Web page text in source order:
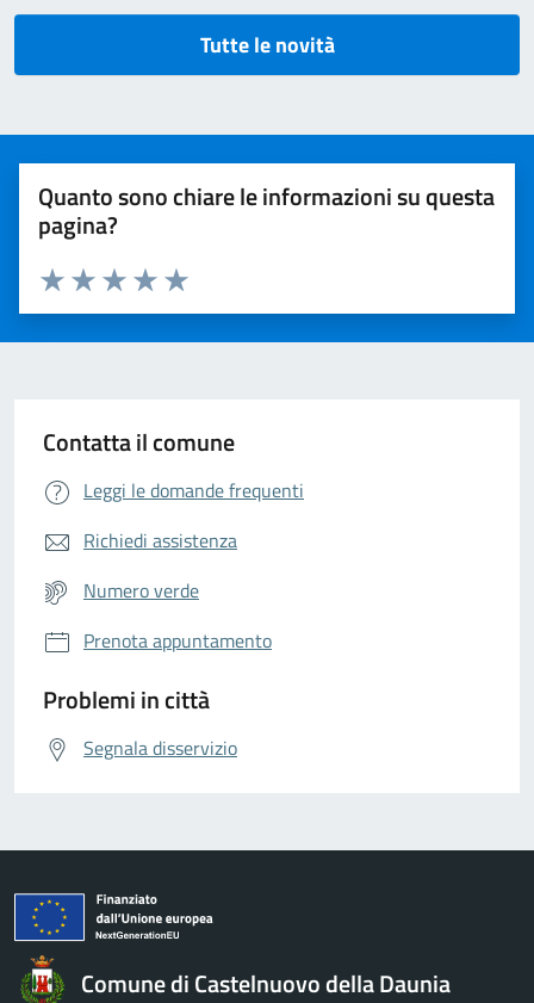
Tutte le novità
Quanto sono chiare le informazioni su questa
pagina?
Valuta da 1 a 5 stelle la pagina
Valuta 5 stelle su 5
Valuta 4 stelle su 5
Valuta 3 stelle su 5
Valuta 2 stelle su 5
Valuta 1 stelle su 5
Contatta il comune
Leggi le domande frequenti
Richiedi assistenza
Numero verde
Prenota appuntamento
Problemi in città
Segnala disservizio
Comune di Castelnuovo della Daunia